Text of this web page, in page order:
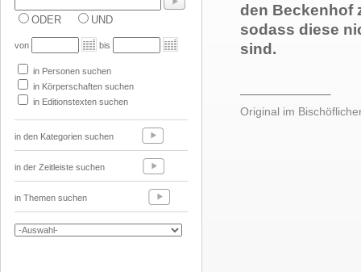
ODER UND
von bis
in Personen suchen
in Körperschaften suchen
in Editionstexten suchen
in den Kategorien suchen
in der Zeitleiste suchen
in Themen suchen
den Beckenhof
sodass diese
sind.
Original im